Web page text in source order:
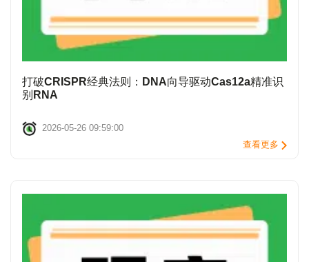
打破CRISPR经典法则：DNA向导驱动Cas12a精准识
别RNA
2026-05-26 09:59:00
查看更多